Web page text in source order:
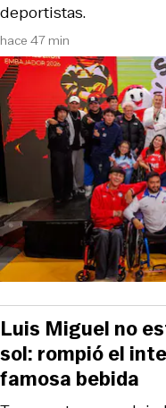
hace 47 min
deportistas.
Luis Miguel no
sol: rompió el
famosa bebida